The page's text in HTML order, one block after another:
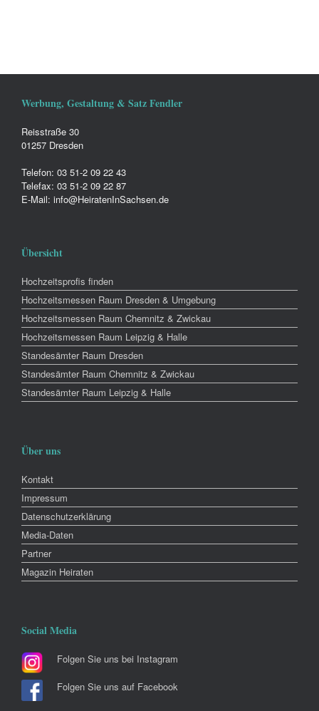
Werbung, Gestaltung & Satz Fendler
Reisstraße 30
01257 Dresden
Telefon: 03 51-2 09 22 43
Telefax: 03 51-2 09 22 87
E-Mail: info@HeiratenInSachsen.de
Übersicht
Hochzeitsprofis finden
Hochzeitsmessen Raum Dresden & Umgebung
Hochzeitsmessen Raum Chemnitz & Zwickau
Hochzeitsmessen Raum Leipzig & Halle
Standesämter Raum Dresden
Standesämter Raum Chemnitz & Zwickau
Standesämter Raum Leipzig & Halle
Über uns
Kontakt
Impressum
Datenschutzerklärung
Media-Daten
Partner
Magazin Heiraten
Social Media
Folgen Sie uns bei Instagram
Folgen Sie uns auf Facebook